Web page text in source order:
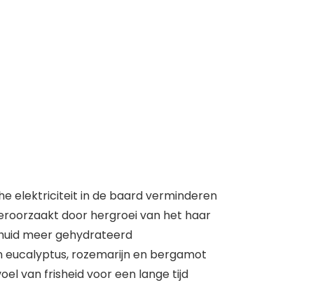
elektriciteit in de baard verminderen
door hergroei van het haar
meer gehydrateerd
rozemarijn en bergamot
van frisheid voor een lange tijd